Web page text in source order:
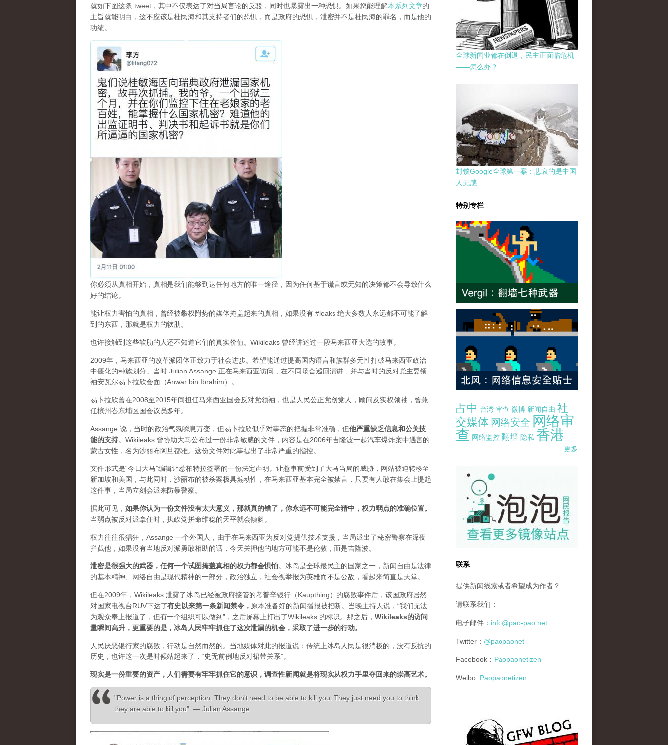
就如下图这条 tweet，其中不仅表达了对当局言论的反驳，同时也暴露出一种恐惧。如果您能理解本系列文章的
主旨就能明白，这不应该是桂民海和其支持者们的恐惧，而是政府的恐惧，泄密并不是桂民海的罪名，而是他的
功绩。
你必须从真相开始，真相是我们能够到达任何地方的唯一途径，因为任何基于谎言或无知的决策都不会导致什么
好的结论。
能让权力害怕的真相，曾经被攀权附势的媒体掩盖起来的真相，如果没有 #leaks 绝大多数人永远都不可能了解
到的东西，那就是权力的软肋。
也许接触到这些软肋的人还不知道它们的真实价值。Wikileaks 曾经讲述过一段马来西亚大选的故事。
2009年，马来西亚的改革派团体正致力于社会进步。希望能通过提高国内语言和族群多元性打破马来西亚政治
中僵化的种族划分。当时 Julian Assange 正在马来西亚访问，在不同场合巡回演讲，并与当时的反对党主要领
袖安瓦尔易卜拉欣会面（Anwar bin Ibrahim）。
易卜拉欣曾在2008至2015年间担任马来西亚国会反对党领袖，也是人民公正党创党人，顾问及实权领袖，曾兼
任槟州峇东埔区国会议员多年。
Assange 说，当时的政治气氛瞬息万变，但易卜拉欣似乎对事态的把握非常准确，但他严重缺乏信息和公关技
能的支持。Wikileaks 曾协助大马公布过一份非常敏感的文件，内容是在2006年吉隆波一起汽车爆炸案中遇害的
蒙古女性，名为沙丽布阿旦都雅。这份文件对此事提出了非常严重的指控。
文件形式是“今日大马”编辑让惹柏特拉签署的一份法定声明。让惹事前受到了大马当局的威胁，网站被迫转移至
新加坡和美国，与此同时，沙丽布的被杀案极具煽动性，在马来西亚基本完全被禁言，只要有人敢在集会上提起
这件事，当局立刻会派来防暴警察。
据此可见， 如果你认为一份文件没有太大意义，那就真的错了，你永远不可能完全猜中，权力弱点的准确位置。
当弱点被反对派拿住时，执政党拼命维稳的天平就会倾斜。
权力往往很猖狂，Assange 一个外国人，由于在马来西亚为反对党提供技术支援，当局派出了秘密警察在深夜
拦截他，如果没有当地反对派勇敢相助的话，今天关押他的地方可能不是伦敦，而是吉隆波。
泄密是很强大的武器，任何一个试图掩盖真相的权力都会惧怕。 冰岛是全球最民主的国家之一，新闻自由是法律
的基本精神、网络自由是现代精神的一部分，政治独立，社会视举报为英雄而不是公敌，看起来简直是天堂。
但在2009年，Wikileaks 泄露了冰岛已经被政府接管的考普辛银行（Kaupthing）的腐败事件后，该国政府居然
对国家电视台RUV下达了有史以来第一条新闻禁令 ， 原本准备好的新闻播报被掐断。当晚主持人说，“我们无法
为观众奉上报道了，但有一个组织可以做到”，之后屏幕上打出了Wikileaks 的标识。那之后， Wikileaks的访问
量瞬间高升，更重要的是，冰岛人民牢牢抓住了这次泄漏的机会，采取了进一步的行动。
人民厌恶银行家的腐败，行动是自然而然的。当地媒体对此的报道说：传统上冰岛人民是很消极的，没有反抗的
历史，也许这一次是时候站起来了，“史无前例地反对裙带关系”。
现实是一份重要的资产，人们需要有牢牢抓住它的意识，调查性新闻就是将现实从权力手里夺回来的崇高艺术。
"Power is a thing of perception. They don't need to be able to kill you. They just need you to think
they are able to kill you" — Julian Assange
全球新闻业都在倒退，民主正面临危机
——怎么办？
封锁Google全球第一案：悲哀的是中国
人无感
特别专栏
占中 台湾 审查 微博 新闻自由 社
交媒体 网络安全 网络审
查 网络监控 翻墙 隐私 香港
更多
pao-pao-banner-mirror-site-120814.jpg
联系
提供新闻线索或者希望成为作者？
请联系我们：
电子邮件： info@pao-pao.net
Twitter： @paopaonet
Facebook： Paopaonetizen
Weibo: Paopaonetizen
gfw_blog_small.jpg